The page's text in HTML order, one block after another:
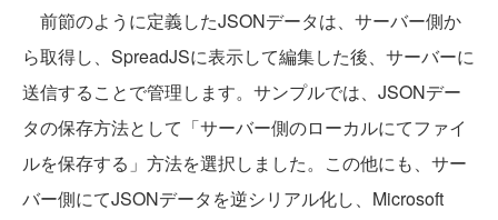
前節のように定義したJSONデータは、サーバー側か
ら取得し、SpreadJSに表示して編集した後、サーバーに
送信することで管理します。サンプルでは、JSONデー
タの保存方法として「サーバー側のローカルにてファイ
ルを保存する」方法を選択しました。この他にも、サー
バー側にてJSONデータを逆シリアル化し、Microsoft